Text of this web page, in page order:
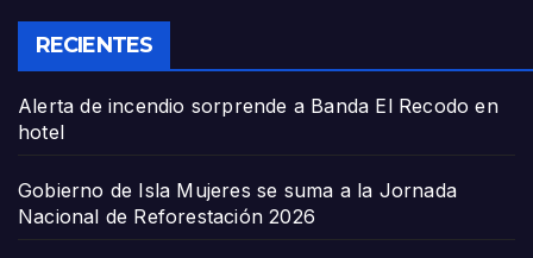
RECIENTES
Alerta de incendio sorprende a Banda El Recodo en
hotel
Gobierno de Isla Mujeres se suma a la Jornada
Nacional de Reforestación 2026